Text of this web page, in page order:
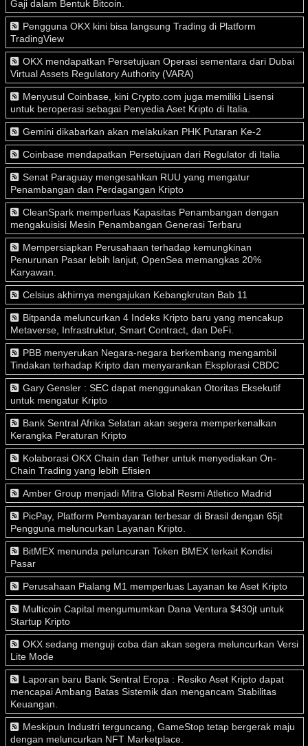
Gaji dalam Bentuk Bitcoin.
Pengguna OKX kini bisa langsung Trading di Platform
TradingView
OKX mendapatkan Persetujuan Operasi sementara dari Dubai
Virtual Assets Regulatory Authority (VARA)
Menyusul Coinbase, kini Crypto.com juga memiliki Lisensi
untuk beroperasi sebagai Penyedia Aset Kripto di Italia.
Gemini dikabarkan akan melakukan PHK Putaran Ke-2
Coinbase mendapatkan Persetujuan dari Regulator di Italia
Senat Paraguay mengesahkan RUU yang mengatur
Penambangan dan Perdagangan Kripto
CleanSpark memperluas Kapasitas Penambangan dengan
mengakuisisi Mesin Penambangan Generasi Terbaru
Mempersiapkan Perusahaan terhadap kemungkinan
Penurunan Pasar lebih lanjut, OpenSea memangkas 20%
Karyawan.
Celsius akhirnya mengajukan Kebangkrutan Bab 11
Bitpanda meluncurkan 4 Indeks Kripto baru yang mencakup
Metaverse, Infrastruktur, Smart Contract, dan DeFi.
PBB menyerukan Negara-negara berkembang mengambil
Tindakan terhadap Kripto dan menyarankan Eksplorasi CBDC
Gary Gensler : SEC dapat menggunakan Otoritas Eksekutif
untuk mengatur Kripto
Bank Sentral Afrika Selatan akan segera memperkenalkan
Kerangka Peraturan Kripto
Kolaborasi OKX Chain dan Tether untuk menyediakan On-
Chain Trading yang lebih Efisien
Amber Group menjadi Mitra Global Resmi Atletico Madrid
PicPay, Platform Pembayaran terbesar di Brasil dengan 65jt
Pengguna meluncurkan Layanan Kripto.
BitMEX menunda peluncuran Token BMEX terkait Kondisi
Pasar
Perusahaan Pialang M1 memperluas Layanan ke Aset Kripto
Multicoin Capital mengumumkan Dana Ventura $430jt untuk
Startup Kripto
OKX sedang menguji coba dan akan segera meluncurkan Versi
Lite Mode
Laporan baru Bank Sentral Eropa : Resiko Aset Kripto dapat
mencapai Ambang Batas Sistemik dan mengancam Stabilitas
Keuangan.
Meskipun Industri terguncang, GameStop tetap bergerak maju
dengan meluncurkan NFT Marketplace.